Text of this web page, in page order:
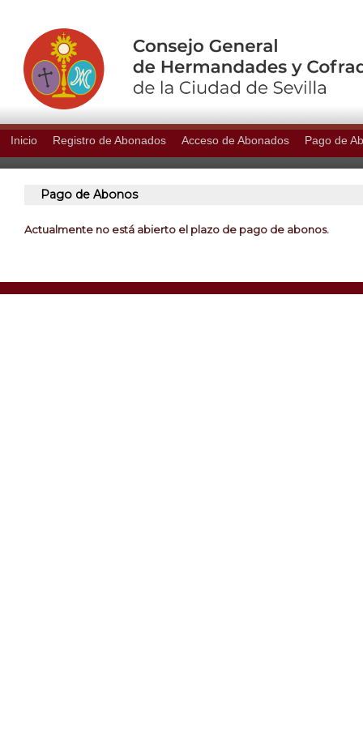
Inicio Registro de Abonados Acceso de Abonados Pago de
Pago de Abonos
Actualmente no está abierto el plazo de pago de abonos.